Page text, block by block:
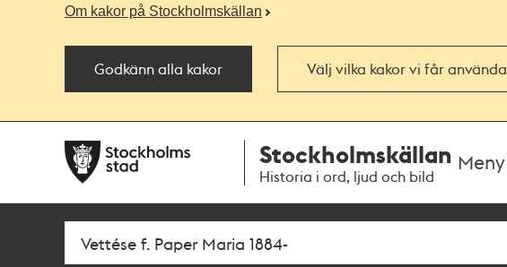
Om kakor på Stockholmskällan
Godkänn alla kakor Välj vilka kakor vi får använda
navigationen
huvudinnehållet
Stockholmskällan
Historia i ord, ljud och bild
Meny
Sök